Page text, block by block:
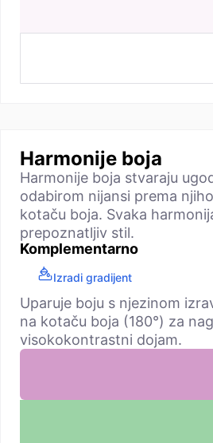
Harmonije boja
Harmonije boja stvaraju
odabirom nijansi prema
kotaču boja. Svaka
prepoznatljiv stil.
Komplementarno
Izradi gradijent
Uparuje boju s njezinom
na kotaču boja (180°) za
visokokontrastni dojam.